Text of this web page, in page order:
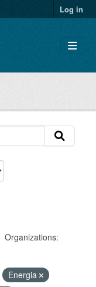
Log in
Organizations:
Energia